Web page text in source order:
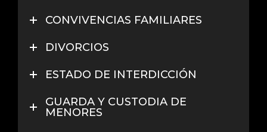
CONVIVENCIAS FAMILIARES
DIVORCIOS
ESTADO DE INTERDICCIÓN
GUARDA Y CUSTODIA DE
MENORES